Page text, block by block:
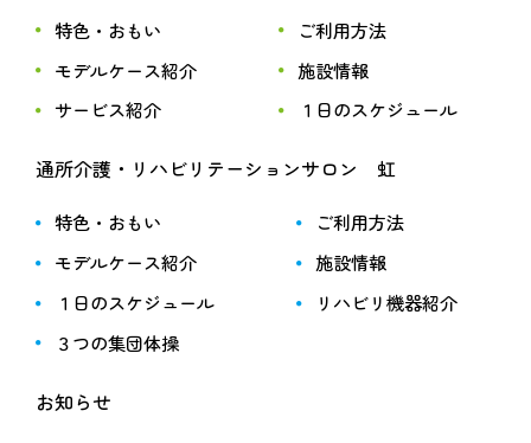
特色・おもい
モデルケース紹介
サービス紹介
ご利用方法
施設情報
１日のスケジュール
通所介護・リハビリテーションサロン 虹
特色・おもい
モデルケース紹介
１日のスケジュール
３つの集団体操
ご利用方法
施設情報
リハビリ機器紹介
お知らせ